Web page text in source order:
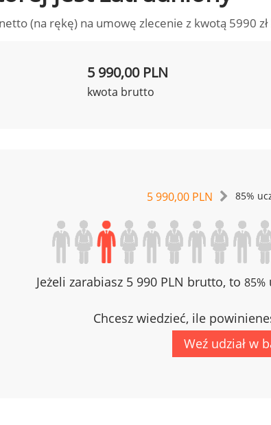
(na rękę) na umowę zlecenie z kwotą 5990
5 990,00 PLN
kwota brutto
5 990,00 PLN 85%
Jeżeli zarabiasz 5 990 PLN brutto, to 85%
Chcesz wiedzieć, ile
Weź udział w